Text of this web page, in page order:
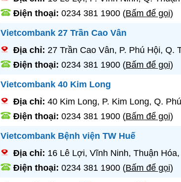
Điện thoại: 0234 381 1900(Bấm để gọi)
Vietcombank 27 Trần Cao Vân
Địa chỉ: 27 Trần Cao Vân, P. Phú Hội, Q.
Điện thoại: 0234 381 1900(Bấm để gọi)
Vietcombank 40 Kim Long
Địa chỉ: 40 Kim Long, P. Kim Long, Q.
Điện thoại: 0234 381 1900(Bấm để gọi)
Vietcombank Bệnh viện TW Huế
Địa chỉ: 16 Lê Lợi, Vĩnh Ninh, Thuận
Điện thoại: 0234 381 1900(Bấm để gọi)